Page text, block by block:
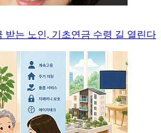
받는 노인, 기초연금 수령 길 열린다